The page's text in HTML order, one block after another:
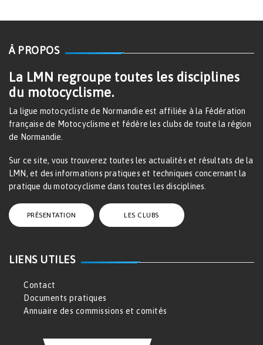
À PROPOS
La LMN regroupe toutes les disciplines
du motocyclisme.
La ligue motocycliste de Normandie est affiliée à la Fédération
française de Motocyclisme et fédère les clubs de toute la région
de Normandie.
Sur ce site, vous trouverez toutes les actualités et résultats de la
LMN, et des informations pratiques et techniques concernant la
pratique du motocyclisme dans toutes les disciplines.
PRÉSENTATION LES CLUBS
LIENS UTILES
Contact
Documents pratiques
Annuaire des commissions et comités